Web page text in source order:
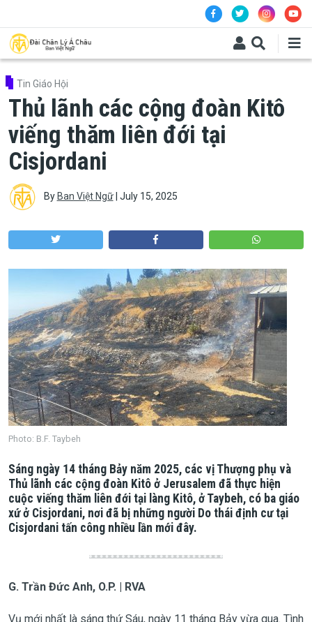
Tin Giáo Hội
Thủ lãnh các cộng đoàn Kitô
viếng thăm liên đới tại
Cisjordani
By Ban Việt Ngữ| July 15, 2025
Photo: B.F. Taybeh
Sáng ngày 14 tháng Bảy năm 2025, các vị Thượng phụ và
Thủ lãnh các cộng đoàn Kitô ở Jerusalem đã thực hiện
cuộc viếng thăm liên đới tại làng Kitô, ở Taybeh, có ba giáo
xứ ở Cisjordani, nơi đã bị những người Do thái định cư tại
Cisjordani tấn công nhiều lần mới đây.
G. Trần Đức Anh, O.P. | RVA
Vụ mới nhất là sáng thứ Sáu, ngày 11 tháng Bảy vừa qua. Tình